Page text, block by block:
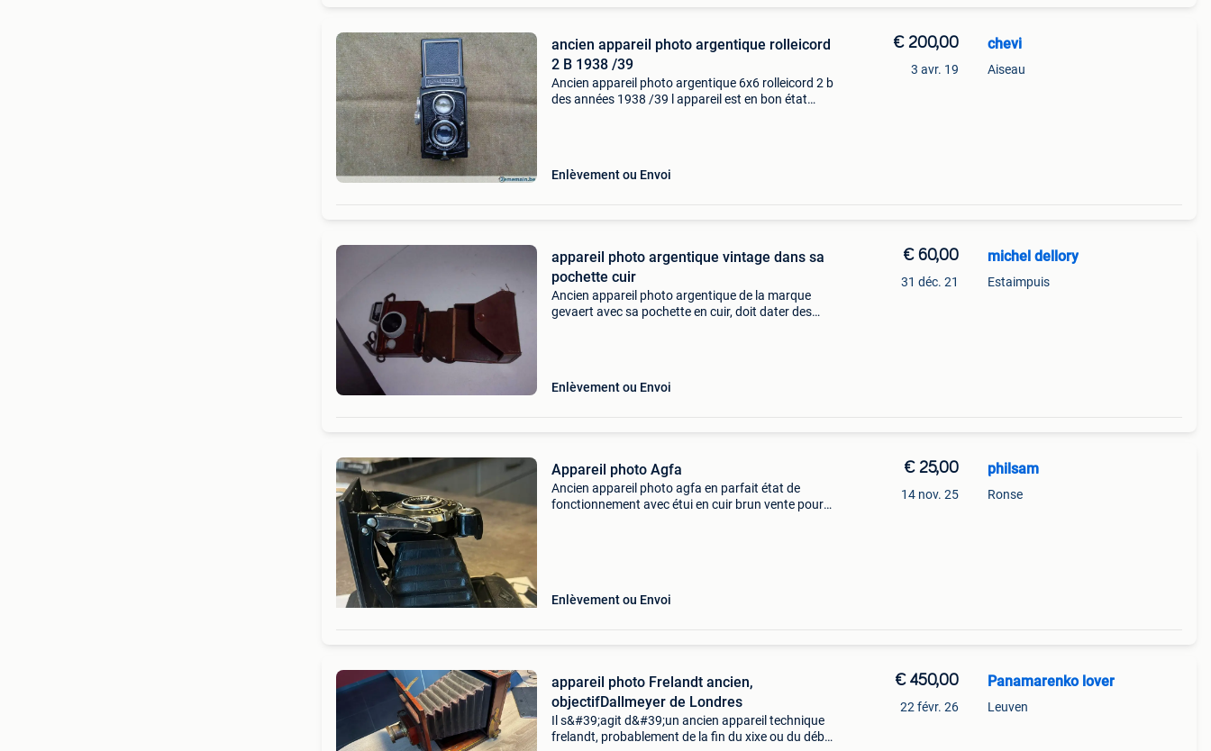
ancien appareil photo argentique rolleicord
2 B 1938 /39
Ancien appareil photo argentique 6x6 rolleicord 2 b
des années 1938 /39 l appareil est en bon état
Enlèvement ou Envoi
€ 200,00
3 avr. 19
chevi
Aiseau
appareil photo argentique vintage dans sa
pochette cuir
Ancien appareil photo argentique de la marque
gevaert avec sa pochette en cuir, doit dater des
Enlèvement ou Envoi
€ 60,00
31 déc. 21
michel dellory
Estaimpuis
Appareil photo Agfa
Ancien appareil photo agfa en parfait état de
fonctionnement avec étui en cuir brun vente pour
Enlèvement ou Envoi
€ 25,00
14 nov. 25
philsam
Ronse
appareil photo Frelandt ancien,
objectifDallmeyer de Londres
Il s&#39;agit d&#39;un ancien appareil technique
frelandt, probablement de la fin du xixe ou du début
€ 450,00
22 févr. 26
Panamarenko lover
Leuven